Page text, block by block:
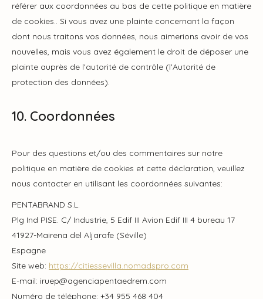
référer aux coordonnées au bas de cette politique en matière
de cookies.. Si vous avez une plainte concernant la façon
dont nous traitons vos données, nous aimerions avoir de vos
nouvelles, mais vous avez également le droit de déposer une
plainte auprès de l'autorité de contrôle (l'Autorité de
protection des données).
10. Coordonnées
Pour des questions et/ou des commentaires sur notre
politique en matière de cookies et cette déclaration, veuillez
nous contacter en utilisant les coordonnées suivantes:
PENTABRAND S.L.
Plg Ind PISE. C/ Industrie, 5 Edif III Avion Edif III 4 bureau 17
41927-Mairena del Aljarafe (Séville)
Espagne
Site web: https://citiessevilla.nomadspro.com
E-mail:
moc.merdea
tne
p
aicnega
@peuri
Numéro de téléphone: +34 955 468 404